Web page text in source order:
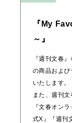
『My
～』
『週刊文春
の商品およ
いたします。
また、週刊
『文春オン
式X』『週刊